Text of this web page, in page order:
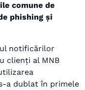
comune de
phishing și
notificărilor
clienți al MNB
a dublat în primele